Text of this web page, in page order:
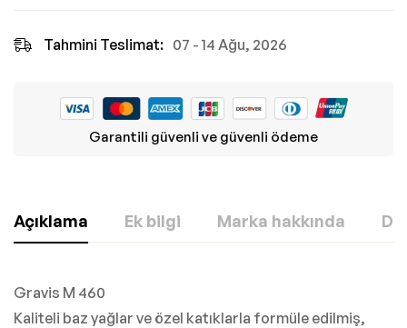
Tahmini Teslimat: 07 - 14 Ağu, 2026
Garantili güvenli ve güvenli ödeme
Açıklama Ek bilgi Marka hakkında
Gravis M 460
Kaliteli baz yağlar ve özel katıklarla formüle edilmiş,